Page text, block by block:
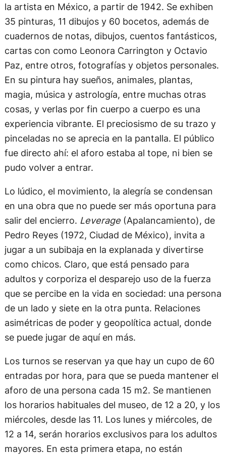
la artista en México, a partir de 1942. Se exhiben
35 pinturas, 11 dibujos y 60 bocetos, además de
cuadernos de notas, dibujos, cuentos fantásticos,
cartas con como Leonora Carrington y Octavio
Paz, entre otros, fotografías y objetos personales.
En su pintura hay sueños, animales, plantas,
magia, música y astrología, entre muchas otras
cosas, y verlas por fin cuerpo a cuerpo es una
experiencia vibrante. El preciosismo de su trazo y
pinceladas no se aprecia en la pantalla. El público
fue directo ahí: el aforo estaba al tope, ni bien se
pudo volver a entrar.
Lo lúdico, el movimiento, la alegría se condensan
en una obra que no puede ser más oportuna para
salir del encierro. Leverage (Apalancamiento), de
Pedro Reyes (1972, Ciudad de México), invita a
jugar a un subibaja en la explanada y divertirse
como chicos. Claro, que está pensado para
adultos y corporiza el desparejo uso de la fuerza
que se percibe en la vida en sociedad: una persona
de un lado y siete en la otra punta. Relaciones
asimétricas de poder y geopolítica actual, donde
se puede jugar de aquí en más.
Los turnos se reservan ya que hay un cupo de 60
entradas por hora, para que se pueda mantener el
aforo de una persona cada 15 m2. Se mantienen
los horarios habituales del museo, de 12 a 20, y los
miércoles, desde las 11. Los lunes y miércoles, de
12 a 14, serán horarios exclusivos para los adultos
mayores. En esta primera etapa, no están